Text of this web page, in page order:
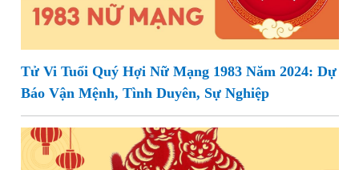
Tử Vi Tuổi Quý Hợi Nữ Mạng 1983 Năm 2024: Dự
Báo Vận Mệnh, Tình Duyên, Sự Nghiệp